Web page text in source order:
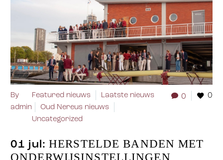
0 0
By
admin
Featured nieuws
Laatste nieuws
Oud Nereus nieuws
Uncategorized
01 jul: HERSTELDE BANDEN MET
ONDERWIJSINSTELLINGEN